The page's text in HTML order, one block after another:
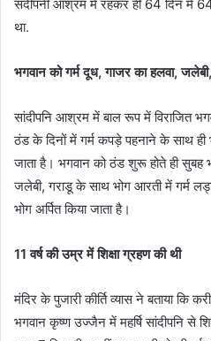
संदीपनी आश्रम में रहकर ही 64 दिन में 64
था.
भगवान को गर्म दूध, गाजर का हलवा,
सांदीपनि आश्रम में बाल रूप में विराजित
ठंड के दिनों में गर्म कपड़े पहनाने के साथ ही
जाता है। भगवान को ठंड शुरू होते ही सुबह
जलेबी, गराडू के साथ भोग आरती में गर्म
भोग अर्पित किया जाता है।
11 वर्ष की उम्र में शिक्षा ग्रहण की थी
मंदिर के पुजारी कीर्ति व्यास ने बताया कि
भगवान कृष्ण उज्जैन में महर्षि सांदीपनि से